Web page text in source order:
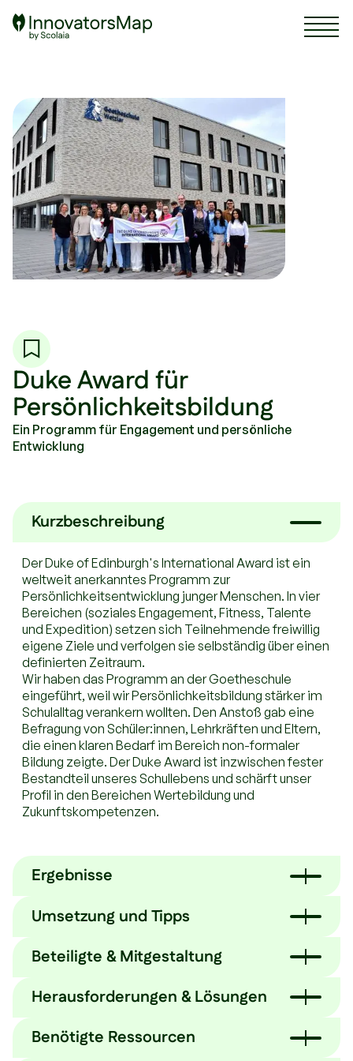
Scolaia Logo - Visit Homepage
Duke Award für
Persönlichkeitsbildung
Ein Programm für Engagement und persönliche
Entwicklung
Kurzbeschreibung
Der Duke of Edinburgh's International Award ist ein
weltweit anerkanntes Programm zur
Persönlichkeitsentwicklung junger Menschen. In vier
Bereichen (soziales Engagement, Fitness, Talente
und Expedition) setzen sich Teilnehmende freiwillig
eigene Ziele und verfolgen sie selbständig über einen
definierten Zeitraum.
Wir haben das Programm an der Goetheschule
eingeführt, weil wir Persönlichkeitsbildung stärker im
Schulalltag verankern wollten. Den Anstoß gab eine
Befragung von Schüler:innen, Lehrkräften und Eltern,
die einen klaren Bedarf im Bereich non-formaler
Bildung zeigte. Der Duke Award ist inzwischen fester
Bestandteil unseres Schullebens und schärft unser
Profil in den Bereichen Wertebildung und
Zukunftskompetenzen.
Ergebnisse
21 Schüler:innen starteten im Mai 2024 in der
Pilotphase. 16 von ihnen schlossen die Bronze-Stufe
im Juli 2025 erfolgreich ab. Die feierliche Verleihung
mit Vertreter:innen aus Stadt, Wirtschaft und Bildung
sorgte für eine breite öffentliche Wahrnehmung und
Wertschätzung. Lehrkräfte berichten von
gesteigertem Selbstbewusstsein, mehr
Durchhaltevermögen und einer aktiveren Rolle der
Teilnehmenden im Schulalltag. Viele engagierten sich
Umsetzung und Tipps
Wir haben eine Befragung von Schüler:innen,
Lehrkräften und Eltern durchgeführt und non-
identifiziert.
Beteiligte & Mitgestaltung
Das Programm lebt von breiter Beteiligung. Unsere
Schüler:innen nehmen freiwillig teil, setzen sich
individuelle Ziele auf Basis ihrer Interessen und
Stärken und tauschen sich in Peer-Formaten
Herausforderungen & Lösungen
Die volle Stundenpläne
Wir gestalten das
Benötigte Ressourcen